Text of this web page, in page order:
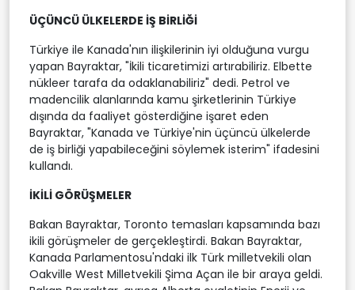
ÜÇÜNCÜ ÜLKELERDE İŞ BİRLİĞİ
Türkiye ile Kanada'nın ilişkilerinin iyi olduğuna vurgu
yapan Bayraktar, "İkili ticaretimizi artırabiliriz. Elbette
nükleer tarafa da odaklanabiliriz" dedi. Petrol ve
madencilik alanlarında kamu şirketlerinin Türkiye
dışında da faaliyet gösterdiğine işaret eden
Bayraktar, "Kanada ve Türkiye'nin üçüncü ülkelerde
de iş birliği yapabileceğini söylemek isterim" ifadesini
kullandı.
İKİLİ GÖRÜŞMELER
Bakan Bayraktar, Toronto temasları kapsamında bazı
ikili görüşmeler de gerçekleştirdi. Bakan Bayraktar,
Kanada Parlamentosu'ndaki ilk Türk milletvekili olan
Oakville West Milletvekili Şima Açan ile bir araya geldi.